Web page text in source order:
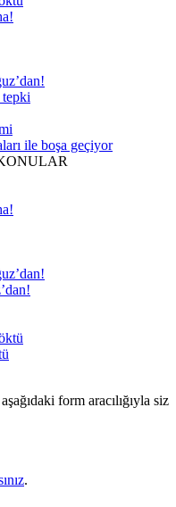
form aracılığıyla siz
.